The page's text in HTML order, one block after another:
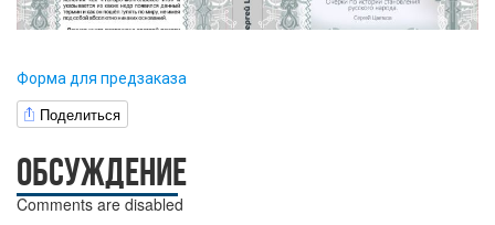
Форма для предзаказа
Поделиться
ОБСУЖДЕНИЕ
Comments are disabled